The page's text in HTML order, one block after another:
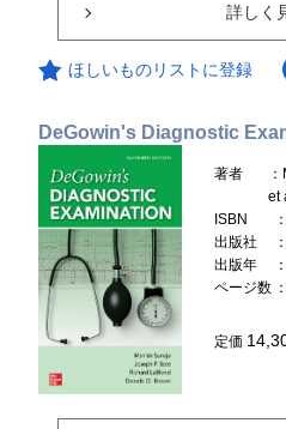
詳しく
ほしいものリストに登録
DeGowin's Diagnostic
著者
et
ISBN
出版社
出版年
ページ数
定価